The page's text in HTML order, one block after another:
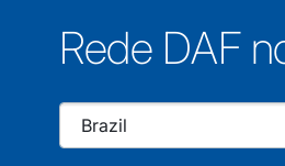
Rede DAF